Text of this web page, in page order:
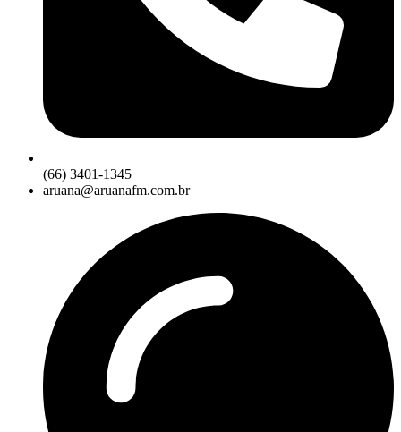
(66) 3401-1345
aruana@aruanafm.com.br